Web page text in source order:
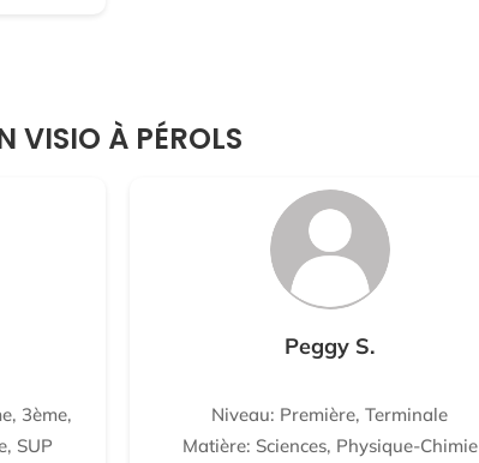
VISIO À PÉROLS
3ème,
SUP
Peggy S.
Niveau: Première, Terminale
Matière: Sciences, Physique-Chimie